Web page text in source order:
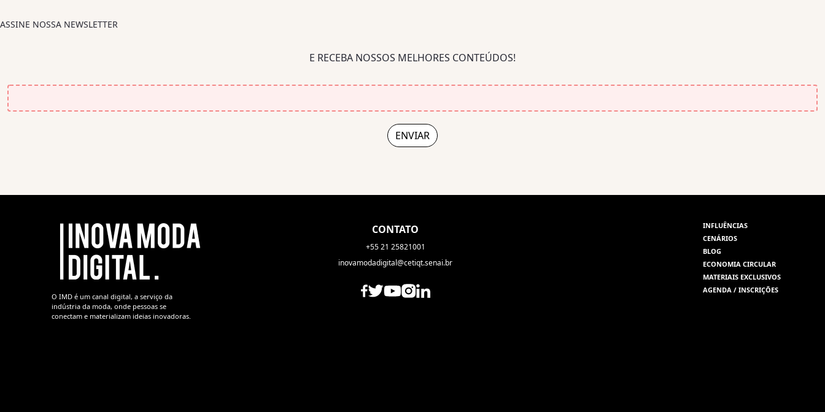
ASSINE NOSSA NEWSLETTER
E RECEBA NOSSOS MELHORES CONTEÚDOS!
O IMD é um canal digital, a serviço da
indústria da moda, onde pessoas se
conectam e materializam ideias inovadoras.
CONTATO
+55 21 25821001
inovamodadigital@cetiqt.senai.br
INFLUÊNCIAS
CENÁRIOS
BLOG
ECONOMIA CIRCULAR
MATERIAIS EXCLUSIVOS
AGENDA / INSCRIÇÕES